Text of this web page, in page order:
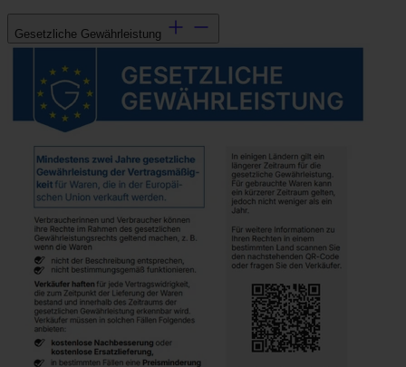
Gesetzliche Gewährleistung